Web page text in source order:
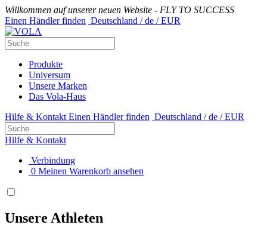
Willkommen auf unserer neuen Website - FLY TO SUCCESS
Einen Händler finden Deutschland / de / EUR
Produkte
Universum
Unsere Marken
Das Vola-Haus
Hilfe & Kontakt Einen Händler finden Deutschland / de / EUR
Hilfe & Kontakt
Verbindung
0 Meinen Warenkorb ansehen
Unsere Athleten